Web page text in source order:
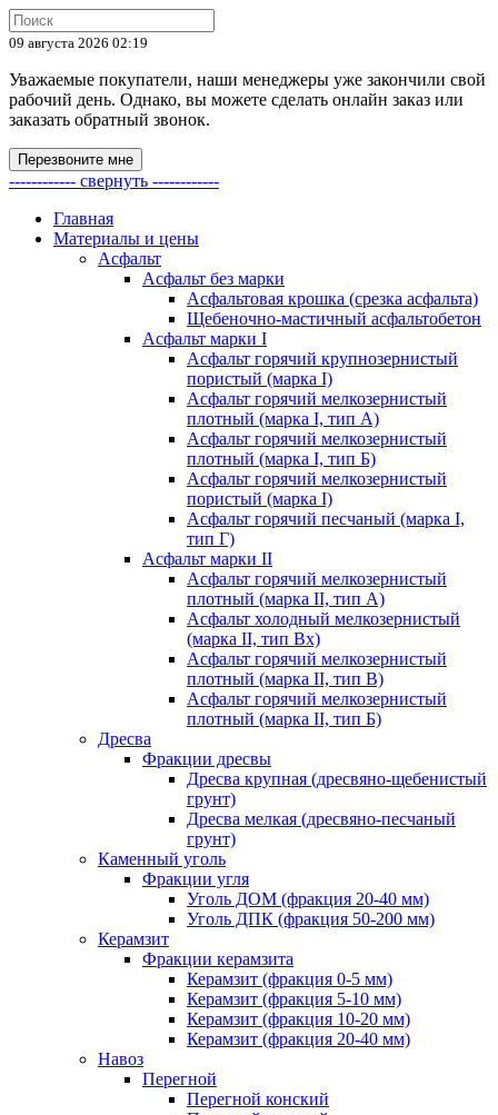
09 августа 2026 02:19
Уважаемые покупатели, наши менеджеры уже закончили свой
рабочий день. Однако, вы можете сделать онлайн заказ или
заказать обратный звонок.
Перезвоните мне
------------ свернуть ------------
Главная
Материалы и цены
Асфальт
Асфальт без марки
Асфальтовая крошка (срезка асфальта)
Щебеночно-мастичный асфальтобетон
Асфальт марки I
Асфальт горячий крупнозернистый
пористый (марка I)
Асфальт горячий мелкозернистый
плотный (марка I, тип А)
Асфальт горячий мелкозернистый
плотный (марка I, тип Б)
Асфальт горячий мелкозернистый
пористый (марка I)
Асфальт горячий песчаный (марка I,
тип Г)
Асфальт марки II
Асфальт горячий мелкозернистый
плотный (марка II, тип А)
Асфальт холодный мелкозернистый
(марка II, тип Вх)
Асфальт горячий мелкозернистый
плотный (марка II, тип В)
Асфальт горячий мелкозернистый
плотный (марка II, тип Б)
Дресва
Фракции дресвы
Дресва крупная (дресвяно-щебенистый
грунт)
Дресва мелкая (дресвяно-песчаный
грунт)
Каменный уголь
Фракции угля
Уголь ДОМ (фракция 20-40 мм)
Уголь ДПК (фракция 50-200 мм)
Керамзит
Фракции керамзита
Керамзит (фракция 0-5 мм)
Керамзит (фракция 5-10 мм)
Керамзит (фракция 10-20 мм)
Керамзит (фракция 20-40 мм)
Навоз
Перегной
Перегной конский